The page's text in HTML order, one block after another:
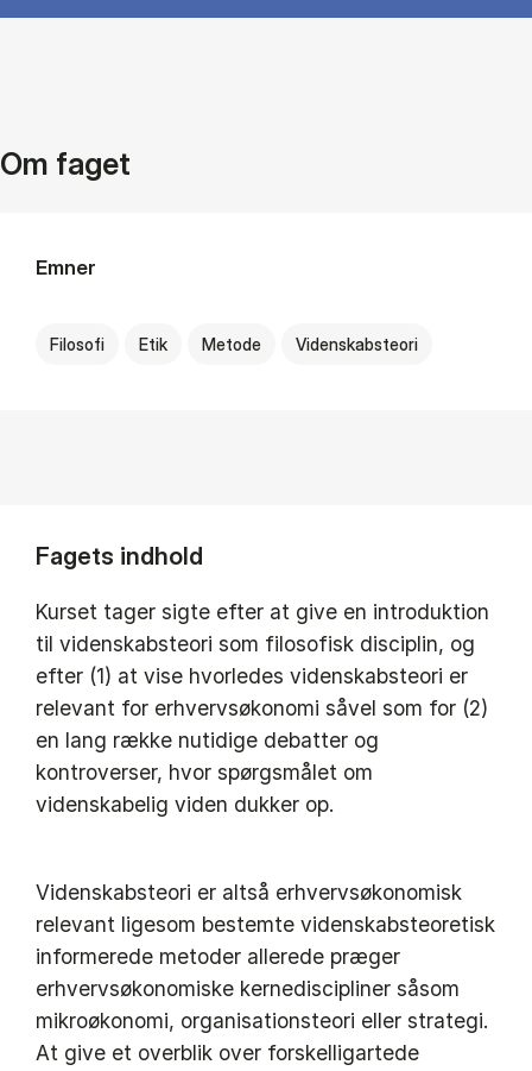
Om faget
Emner
Filosofi Etik Metode Videnskabsteori
Fagets indhold
Kurset tager sigte efter at give en introduktion
til videnskabsteori som filosofisk disciplin, og
efter (1) at vise hvorledes videnskabsteori er
relevant for erhvervsøkonomi såvel som for (2)
en lang række nutidige debatter og
kontroverser, hvor spørgsmålet om
videnskabelig viden dukker op.
Videnskabsteori er altså erhvervsøkonomisk
relevant ligesom bestemte videnskabsteoretisk
informerede metoder allerede præger
erhvervsøkonomiske kernediscipliner såsom
mikroøkonomi, organisationsteori eller strategi.
At give et overblik over forskelligartede